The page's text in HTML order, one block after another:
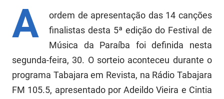
Juventude, Esporte e Lazer
Meio Ambiente e Sustentabilidade
Mulher e da Diversidade Humana
Fundação Casa de José Américo
FUNAD
FUNDAC
A
ordem de apresentação das 14 canções
finalistas desta 5ª edição do Festival de
Música da Paraíba foi definida nesta
segunda-feira, 30. O sorteio aconteceu durante o
programa Tabajara em Revista, na Rádio Tabajara
FM 105.5, apresentado por Adeildo Vieira e Cintia